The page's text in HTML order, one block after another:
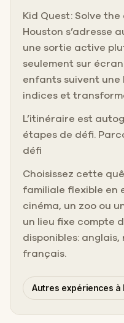
Kid Quest: Solve
Houston s’adresse
une sortie active
seulement sur
enfants suivent une
indices et
L’itinéraire est
étapes de défi.
défi
Choisissez cette
familiale flexible en
cinéma, un zoo ou
un lieu fixe compte
disponibles: anglais,
français.
Autres expériences à